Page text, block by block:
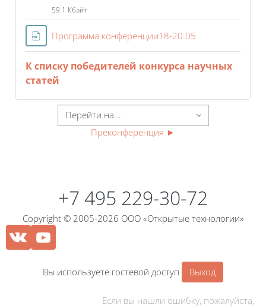
59.1 Кбайт
Программа конференции18-20.05
К списку победителей конкурса научных
статей
Преконференция ►
+7 495 229-30-72
Copyright © 2005-2026 ООО «Открытые технологии»
Вы используете гостевой доступ Выход
Если вы нашли ошибку, пожалуйста,